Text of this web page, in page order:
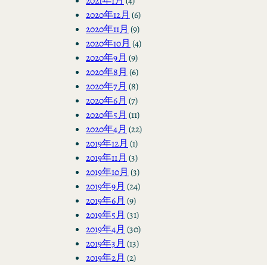
2020年12月 (6)
2020年11月 (9)
2020年10月 (4)
2020年9月 (9)
2020年8月 (6)
2020年7月 (8)
2020年6月 (7)
2020年5月 (11)
2020年4月 (22)
2019年12月 (1)
2019年11月 (3)
2019年10月 (3)
2019年9月 (24)
2019年6月 (9)
2019年5月 (31)
2019年4月 (30)
2019年3月 (13)
2019年2月 (2)